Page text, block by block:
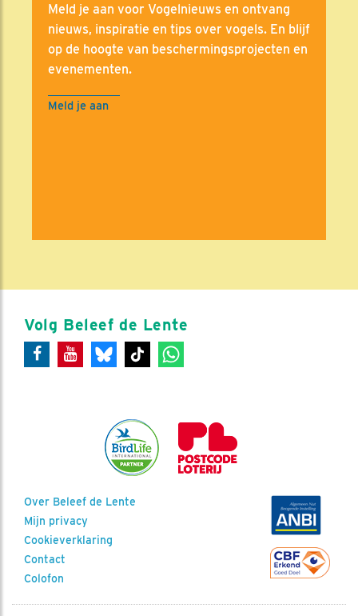
Meld je aan voor Vogelnieuws en ontvang
nieuws, inspiratie en tips over vogels. En blijf
op de hoogte van beschermingsprojecten en
evenementen.
Meld je aan
Volg Beleef de Lente
Over Beleef de Lente
Mijn privacy
Cookieverklaring
Contact
Colofon